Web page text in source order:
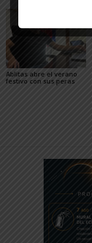
Ablitas abre el verano
festivo con sus peras